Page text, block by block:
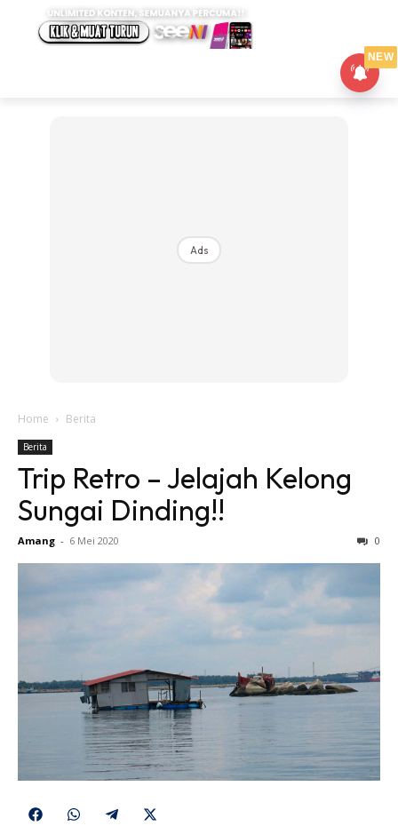
Ads
Home Berita
Berita
Trip Retro – Jelajah Kelong
Sungai Dinding!!
Amang - 6 Mei 2020 0
Share
Share
Share
NEW